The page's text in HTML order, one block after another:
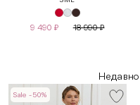
9 490 ₽ 18 990₽
Sale -50%